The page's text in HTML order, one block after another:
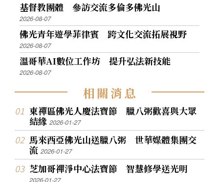
基督教團體 參訪交流多倫多佛光山
2026-08-07
佛光青年遊學菲律賓 跨文化交流拓展視野
2026-08-07
溫哥華AI數位工作坊 提升弘法新技能
2026-08-07
相關消息
東禪區佛光人慶法寶節 臘八粥歡喜與大眾
結緣2026-01-27
馬來西亞佛光山送臘八粥 世華媒體集團交
流2026-01-27
芝加哥禪淨中心法寶節 智慧修學送光明
2026-01-27